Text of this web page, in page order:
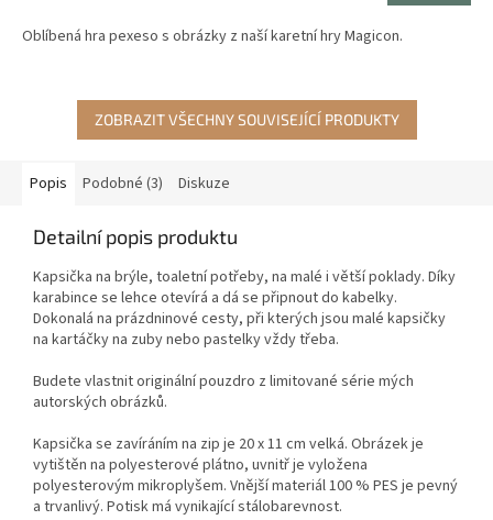
Oblíbená hra pexeso s obrázky z naší karetní hry Magicon.
ZOBRAZIT VŠECHNY SOUVISEJÍCÍ PRODUKTY
Popis Podobné (3) Diskuze
Detailní popis produktu
Kapsička na brýle, toaletní potřeby, na malé i větší poklady. Díky
karabince se lehce otevírá a dá se připnout do kabelky.
Dokonalá na prázdninové cesty, při kterých jsou malé kapsičky
na kartáčky na zuby nebo pastelky vždy třeba.
Budete vlastnit originální pouzdro z limitované série mých
autorských obrázků.
Kapsička se zavíráním na zip je 20 x 11 cm velká. Obrázek je
vytištěn na polyesterové plátno, uvnitř je vyložena
polyesterovým mikroplyšem. Vnější materiál 100 % PES je pevný
a trvanlivý. Potisk má vynikající stálobarevnost.